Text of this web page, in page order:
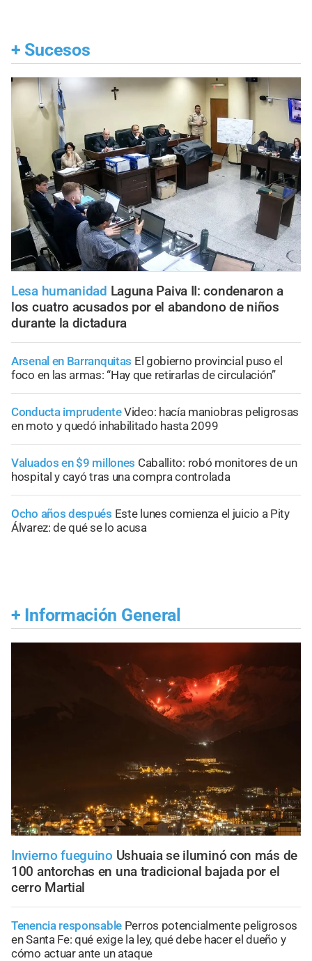
+ Sucesos
Lesa humanidad Laguna Paiva II: condenaron a
los cuatro acusados por el abandono de niños
durante la dictadura
Arsenal en Barranquitas El gobierno provincial puso el
foco en las armas: “Hay que retirarlas de circulación”
Conducta imprudenteVideo: hacía maniobras peligrosas
en moto y quedó inhabilitado hasta 2099
Valuados en $9 millones Caballito: robó monitores de un
hospital y cayó tras una compra controlada
Ocho años después Este lunes comienza el juicio a Pity
Álvarez: de qué se lo acusa
+ Información General
Invierno fueguino Ushuaia se iluminó con más de
100 antorchas en una tradicional bajada por el
cerro Martial
Tenencia responsable Perros potencialmente peligrosos
en Santa Fe: qué exige la ley, qué debe hacer el dueño y
cómo actuar ante un ataque